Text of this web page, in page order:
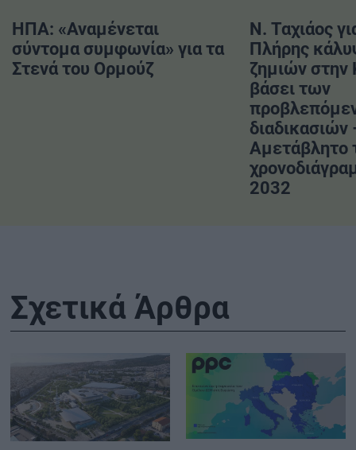
ΗΠΑ: «Αναμένεται
σύντομα συμφωνία» για τα
Στενά του Ορμούζ
Ν. Ταχιάος
Πλήρης
ζημιών στην
βάσει των
διαδικασιών
Αμετάβλητο
2032
Σχετικά Άρθρα